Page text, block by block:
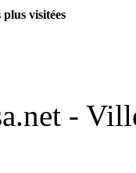
plus visitées
-